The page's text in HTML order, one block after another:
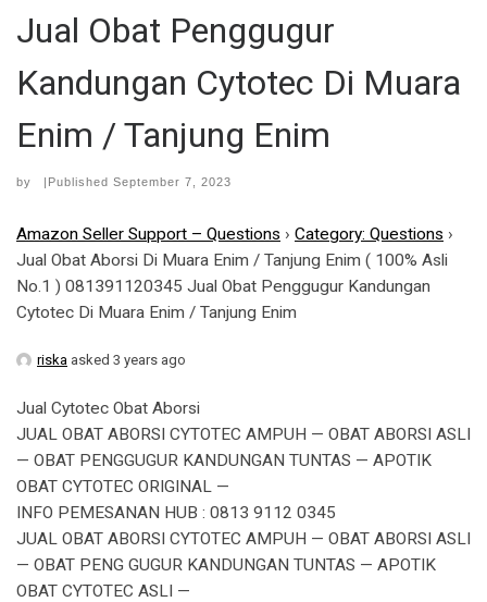
Jual Obat Penggugur
Kandungan Cytotec Di Muara
Enim / Tanjung Enim
by |Published September 7, 2023
Amazon Seller Support – Questions › Category: Questions ›
Jual Obat Aborsi Di Muara Enim / Tanjung Enim ( 100% Asli
No.1 ) 081391120345 Jual Obat Penggugur Kandungan
Cytotec Di Muara Enim / Tanjung Enim
riska asked 3 years ago
Jual Cytotec Obat Aborsi
JUAL OBAT ABORSI CYTOTEC AMPUH — OBAT ABORSI ASLI
— OBAT PENGGUGUR KANDUNGAN TUNTAS — APOTIK
OBAT CYTOTEC ORIGINAL —
INFO PEMESANAN HUB : 0813 9112 0345
JUAL OBAT ABORSI CYTOTEC AMPUH — OBAT ABORSI ASLI
— OBAT PENG GUGUR KANDUNGAN TUNTAS — APOTIK
OBAT CYTOTEC ASLI —